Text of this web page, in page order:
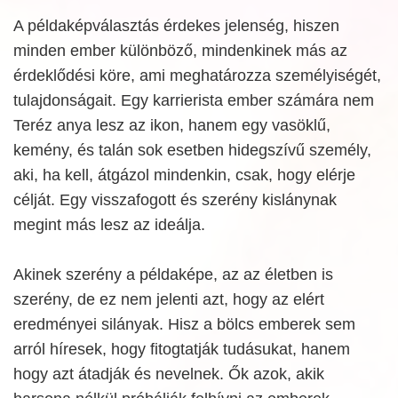
A példaképválasztás érdekes jelenség, hiszen
minden ember különböző, mindenkinek más az
érdeklődési köre, ami meghatározza személyiségét,
tulajdonságait. Egy karrierista ember számára nem
Teréz anya lesz az ikon, hanem egy vasöklű,
kemény, és talán sok esetben hidegszívű személy,
aki, ha kell, átgázol mindenkin, csak, hogy elérje
célját. Egy visszafogott és szerény kislánynak
megint más lesz az ideálja.
Akinek szerény a példaképe, az az életben is
szerény, de ez nem jelenti azt, hogy az elért
eredményei silányak. Hisz a bölcs emberek sem
arról híresek, hogy fitogtatják tudásukat, hanem
hogy azt átadják és nevelnek. Ők azok, akik